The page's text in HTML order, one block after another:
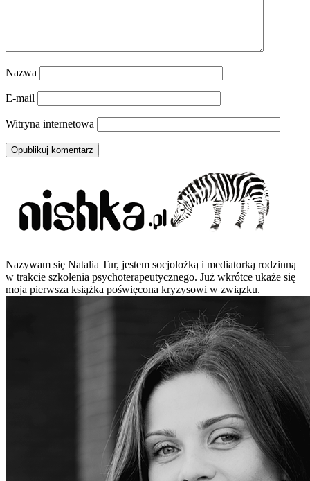
Nazwa
E-mail
Witryna internetowa
Nazywam się Natalia Tur, jestem socjolożką i mediatorką rodzinną
w trakcie szkolenia psychoterapeutycznego. Już wkrótce ukaże się
moja pierwsza książka poświęcona kryzysowi w związku.